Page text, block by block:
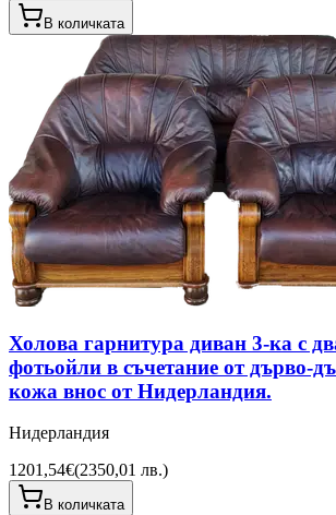
В количката
Холова гарнитура диван 3-ка с
фотьойли в съчетание от дърво-
кожа внос от Нидерландия.
Нидерландия
1201,54€(2350,01 лв.)
В количката